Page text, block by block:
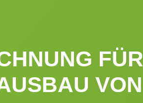
FÜR
VON